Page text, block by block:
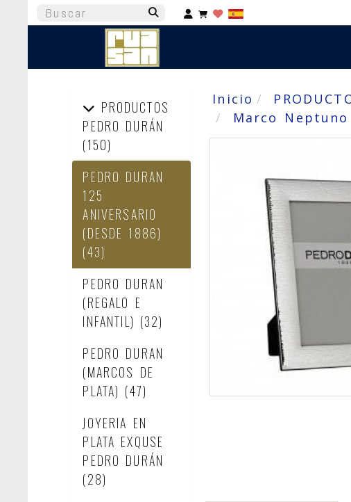
Identifícate
PRODUCTOS
PEDRO DURÁN
(150)
PEDRO DURAN
125
ANIVERSARIO
(DESDE 1886)
(43)
PEDRO DURAN
(REGALO E
INFANTIL) (32)
PEDRO DURAN
(MARCOS DE
PLATA) (47)
JOYERIA EN
PLATA EXQUSE
PEDRO DURÁN
(28)
Inicio
Marco